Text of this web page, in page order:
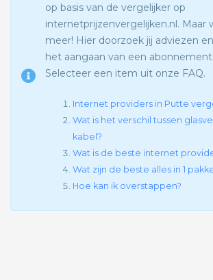
op basis van de vergelijker op
internetprijzenvergelijken.nl. Maar
meer! Hier doorzoek jij adviezen
het aangaan van een
Selecteer een item uit onze FAQ.
Internet providers in Putte
Wat is het verschil tussen
kabel?
Wat is de beste internet
Wat zijn de beste alles in 1
Hoe kan ik overstappen?